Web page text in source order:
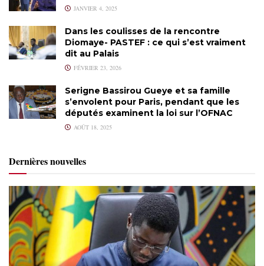
JANVIER 4, 2025
Dans les coulisses de la rencontre
Diomaye- PASTEF : ce qui s’est vraiment
dit au Palais
FÉVRIER 23, 2026
Serigne Bassirou Gueye et sa famille
s’envolent pour Paris, pendant que les
députés examinent la loi sur l’OFNAC
AOÛT 18, 2025
Dernières nouvelles